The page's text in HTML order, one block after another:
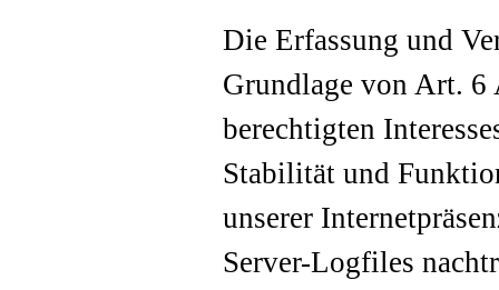
Die Erfassung und
Grundlage von Art. 6
berechtigten
Stabilität und
unserer
Server-Logfiles